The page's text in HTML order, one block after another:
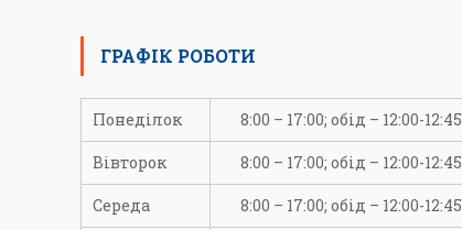
ГРАФІК РОБОТИ
Понеділок 8:00 – 17:00; обід – 12:00-12:45
Вівторок 8:00 – 17:00; обід – 12:00-12:45
Середа 8:00 – 17:00; обід – 12:00-12:45